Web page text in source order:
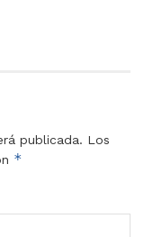
publicada. Los
*